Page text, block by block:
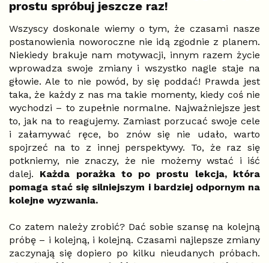
prostu spróbuj jeszcze raz!
Wszyscy doskonale wiemy o tym, że czasami nasze
postanowienia noworoczne nie idą zgodnie z planem.
Niekiedy brakuje nam motywacji, innym razem życie
wprowadza swoje zmiany i wszystko nagle staje na
głowie. Ale to nie powód, by się poddać! Prawda jest
taka, że każdy z nas ma takie momenty, kiedy coś nie
wychodzi – to zupełnie normalne. Najważniejsze jest
to, jak na to reagujemy. Zamiast porzucać swoje cele
i załamywać ręce, bo znów się nie udało, warto
spojrzeć na to z innej perspektywy. To, że raz się
potkniemy, nie znaczy, że nie możemy wstać i iść
dalej. Każda porażka to po prostu lekcja, która
pomaga stać się silniejszym i bardziej odpornym na
kolejne wyzwania.
Co zatem należy zrobić? Dać sobie szansę na kolejną
próbę – i kolejną, i kolejną. Czasami najlepsze zmiany
zaczynają się dopiero po kilku nieudanych próbach.